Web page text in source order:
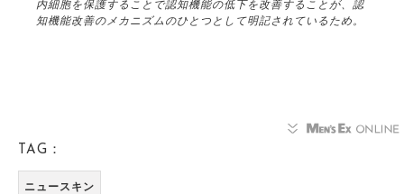
内細胞を保護することで認知機能の低下を改善することが、認
知機能改善のメカニズムのひとつとして明記されているため。
TAG：
ニュースキン